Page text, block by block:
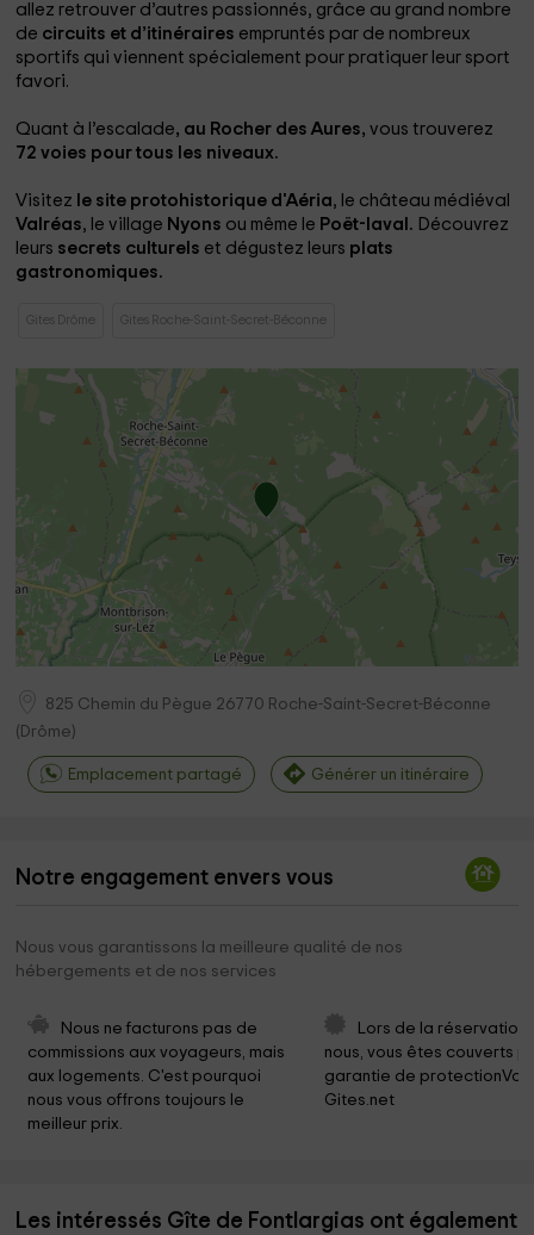
allez retrouver d’autres passionnés, grâce au grand nombre
de circuits et d’itinéraires empruntés par de nombreux
sportifs qui viennent spécialement pour pratiquer leur sport
favori.
Quant à l’escalade, au Rocher des Aures, vous trouverez
72 voies pour tous les niveaux.
Visitez le site protohistorique d'Aéria, le château médiéval
Valréas, le village Nyons ou même le Poët-laval. Découvrez
leurs secrets culturels et dégustez leurs plats
gastronomiques.
Gites Drôme Gites Roche-Saint-Secret-Béconne
825 Chemin du Pègue 26770 Roche-Saint-Secret-Béconne
( Drôme)
Emplacement partagé Générer un itinéraire
Notre engagement envers vous
Nous vous garantissons la meilleure qualité de nos
hébergements et de nos services
Nous ne facturons pas de
commissions aux voyageurs, mais
aux logements. C'est pourquoi
nous vous offrons toujours le
meilleur prix.
Lors de la réservation
nous, vous êtes couverts
garantie de
Gites.net
Les intéressés Gîte de Fontlargias ont également